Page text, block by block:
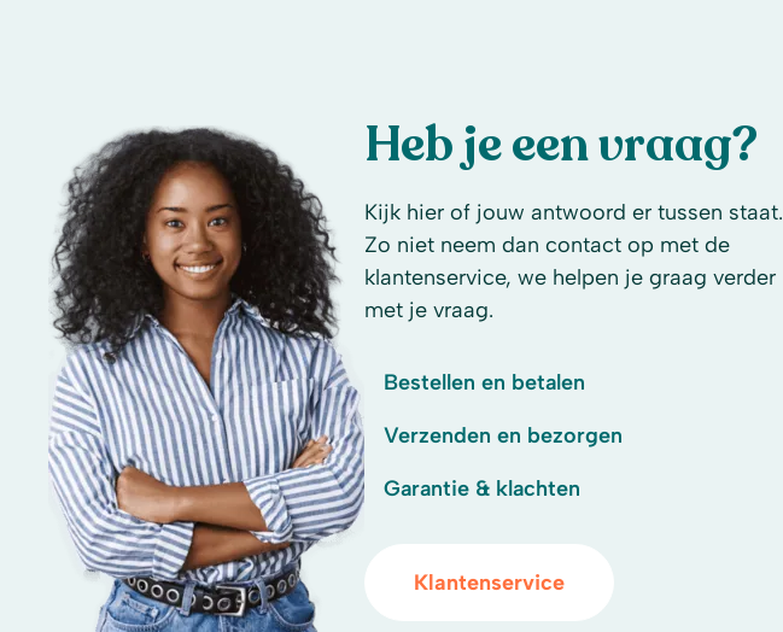
Heb je een vraag?
Kijk hier of jouw antwoord er tussen staat.
Zo niet neem dan contact op met de
klantenservice, we helpen je graag verder
met je vraag.
Bestellen en betalen
Verzenden en bezorgen
Garantie & klachten
Klantenservice